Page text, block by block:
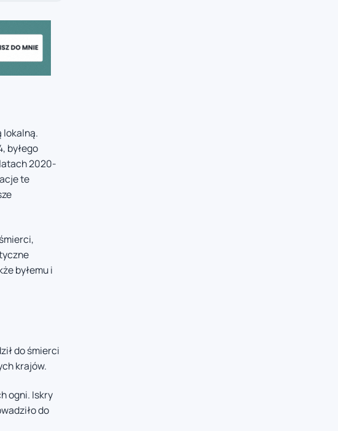
lokalną.
byłego
2020-
te
byłemu i
do śmierci
krajów.
ogni. Iskry
do